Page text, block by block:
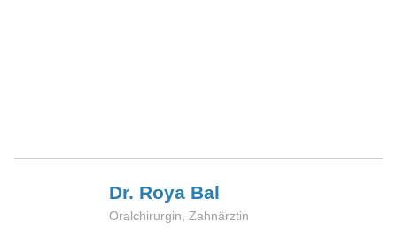
Dr. Roya Bal
Oralchirurgin, Zahnärztin